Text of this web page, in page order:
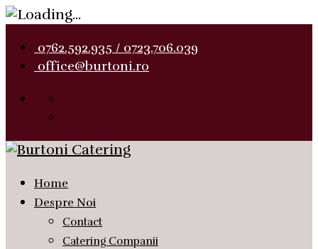
0762.592.935 / 0723.706.039
office@burtoni.ro
Home
Despre Noi
Contact
Catering Companii